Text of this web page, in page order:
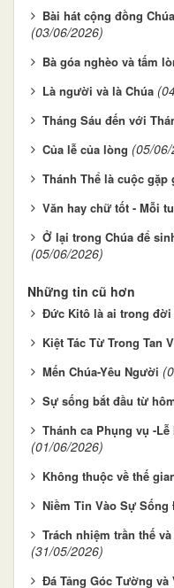
Bài hát cộng đồng
(03/06/2026)
Bà góa nghèo và tấm
Là người và là Chúa
Tháng Sáu đến với
Của lễ của lòng (05/
Thánh Thể là cuộc gặp
Văn hay chữ tốt - Mỗi
Ở lại trong Chúa để
(05/06/2026)
Những tin cũ hơn
Đức Kitô là ai trong đời
Kiệt Tác Từ Trong Tan
Mến Chúa-Yêu Người
Sự sống bắt đầu từ
Thánh ca Phụng vụ -
(01/06/2026)
Không thuộc về thế
Niềm Tin Vào Sự
Trách nhiệm trần thế
(31/05/2026)
Đá Tảng Góc Tường